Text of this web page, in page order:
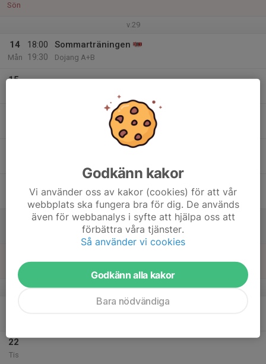
Sön
v.29
14
Mån
18:00
19:30
Sommarträningen
Dojang A+B
15
Sön
v.30
22
Tis
Godkänn kakor
Vi använder oss av kakor (cookies) för att vår
webbplats ska fungera bra för dig. De används
även för webbanalys i syfte att hjälpa oss att
förbättra våra tjänster.
Så använder vi cookies
Godkänn alla kakor
Bara nödvändiga